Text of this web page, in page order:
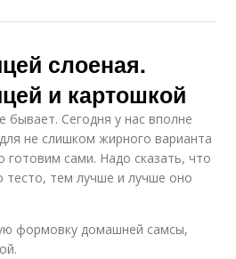
слоеная.
и картошкой
бывает. Сегодня у нас вполне
не слишком жирного варианта
готовим сами. Надо сказать, что
тем лучше и лучше оно
формовку домашней самсы,